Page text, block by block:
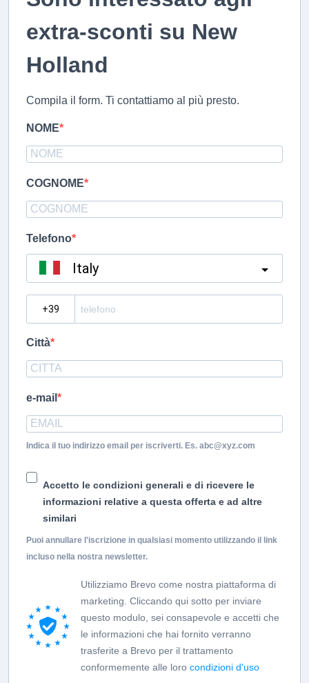
extra-sconti su New
Holland
Compila il form. Ti contattiamo al più presto.
NOME
COGNOME
Telefono
Italy
Città
e-mail
Indica il tuo indirizzo email per iscriverti. Es. abc@xyz.com
Accetto le condizioni generali e di ricevere le
informazioni relative a questa offerta e ad altre
similari
Puoi annullare l'iscrizione in qualsiasi momento utilizzando il link
incluso nella nostra newsletter.
Utilizziamo Brevo come nostra piattaforma di
marketing. Cliccando qui sotto per inviare
questo modulo, sei consapevole e accetti che
le informazioni che hai fornito verranno
trasferite a Brevo per il trattamento
conformemente alle loro condizioni d'uso